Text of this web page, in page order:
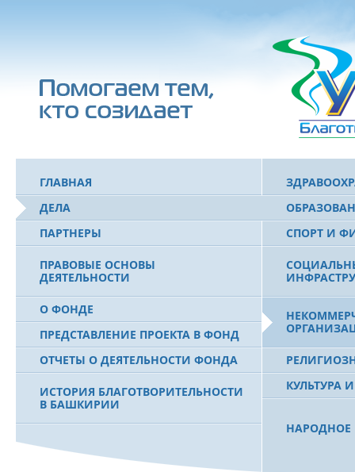
ГЛАВНАЯ
ДЕЛА
ПАРТНЕРЫ
ПРАВОВЫЕ ОСНОВЫ
ДЕЯТЕЛЬНОСТИ
О ФОНДЕ
ПРЕДСТАВЛЕНИЕ ПРОЕКТА В ФОНД
ОТЧЕТЫ О ДЕЯТЕЛЬНОСТИ ФОНДА
ИСТОРИЯ БЛАГОТВОРИТЕЛЬНОСТИ
В БАШКИРИИ
МУРТАЗЕ РАХИМОВЕ
СПОРТ И
КУЛЬТУРА
НАРОДНОЕ